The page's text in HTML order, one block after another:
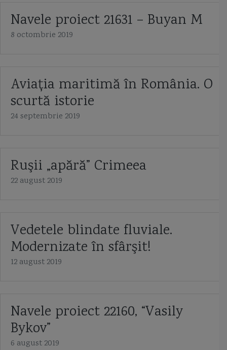
Navele proiect 21631 – Buyan M
8 octombrie 2019
Aviaţia maritimă în România. O
scurtă istorie
24 septembrie 2019
Ruşii „apără” Crimeea
22 august 2019
Vedetele blindate fluviale.
Modernizate în sfârşit!
12 august 2019
Navele proiect 22160, “Vasily
Bykov”
6 august 2019